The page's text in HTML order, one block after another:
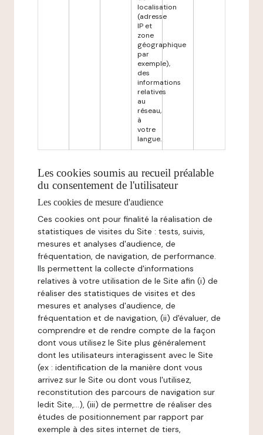
localisation
(adresse
IP et
zone
géographique
par
exemple),
des
informations
relatives
au
réseau,
à
votre
langue.
Les cookies soumis au recueil préalable
du consentement de l'utilisateur
Les cookies de mesure d'audience
Ces cookies ont pour finalité la réalisation de
statistiques de visites du Site : tests, suivis,
mesures et analyses d'audience, de
fréquentation, de navigation, de performance.
Ils permettent la collecte d'informations
relatives à votre utilisation de le Site afin (i) de
réaliser des statistiques de visites et des
mesures et analyses d'audience, de
fréquentation et de navigation, (ii) d'évaluer, de
comprendre et de rendre compte de la façon
dont vous utilisez le Site plus généralement
dont les utilisateurs interagissent avec le Site
(ex : identification de la manière dont vous
arrivez sur le Site ou dont vous l'utilisez,
reconstitution des parcours de navigation sur
ledit Site,...), (iii) de permettre de réaliser des
études de positionnement par rapport par
exemple à des sites internet de tiers,